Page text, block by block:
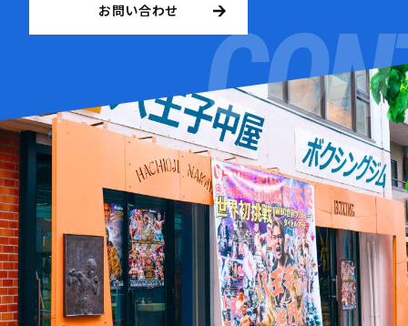
お問い合わせ